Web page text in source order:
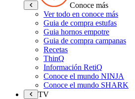
Conoce más
Ver todo en conoce más
Guia de compra estufas
Guia hornos empotre
Guia de compra campanas
Recetas
ThinQ
Información RetiQ
Conoce el mundo NINJA
Conoce el mundo SHARK
TV